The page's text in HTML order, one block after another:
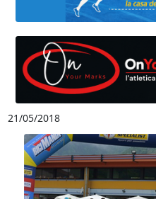
21/05/2018